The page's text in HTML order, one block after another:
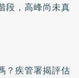
段，高峰尚未真
？疾管署揭評估